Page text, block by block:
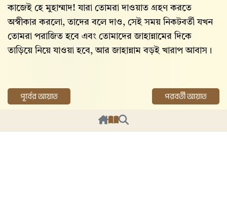
কাজেই হে মুহাম্মাদ! যারা তোমরা দাওয়াত গ্রহণ করতে
অস্বীকার করলো, তাদের বলে দাও, সেই সময় নিকটবর্তী যখন
তোমরা পরাজিত হবে এবং তোমাদের জাহান্নামের দিকে
তাড়িয়ে নিয়ে যাওয়া হবে, আর জাহান্নাম বড়ই খারাপ আবাস।
পূর্বের আয়াত পরবর্তী আয়াত